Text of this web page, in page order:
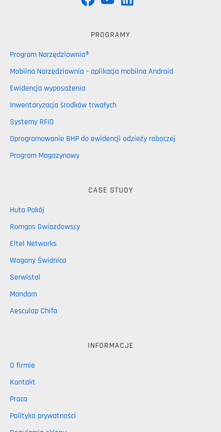
PROGRAMY
Program Narzędziownia®
Mobilna Narzędziownia – aplikacja mobilna Android
Ewidencja wyposażenia
Inwentaryzacja środków trwałych
Systemy RFID
Oprogramowanie BHP do ewidencji odzieży roboczej
Program Magazynowy
CASE STUDY
Huta Pokój
Romgos Gwiazdowscy
Eltel Networks
Wagony Świdnica
Serwistal
Mandam
Aesculap Chifa
INFORMACJE
O firmie
Kontakt
Praca
Polityka prywatności